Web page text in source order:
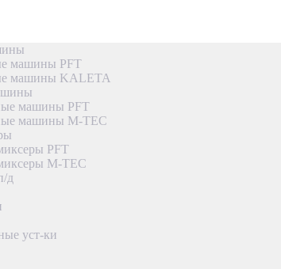
машины PFT
машины KALETA
машины PFT
машины M-TEC
PFT
M-TEC
д
уст-ки